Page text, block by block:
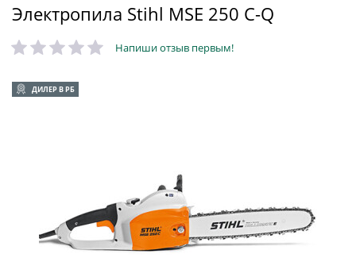
Электропила Stihl MSE 250 C-Q
Напиши отзыв первым!
ДИЛЕР В РБ